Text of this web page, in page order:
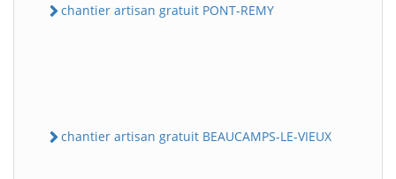
chantier artisan gratuit PONT-REMY
chantier artisan gratuit BEAUCAMPS-LE-VIEUX